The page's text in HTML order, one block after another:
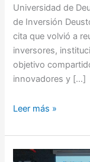
Universidad de
de Inversión
cita que volvió a
inversores,
objetivo
innovadores y […]
Leer más »
Celebramos